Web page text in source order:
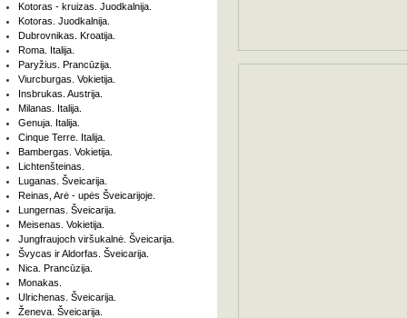
Kotoras - kruizas. Juodkalnija.
Kotoras. Juodkalnija.
Dubrovnikas. Kroatija.
Roma. Italija.
Paryžius. Prancūzija.
Viurcburgas. Vokietija.
Insbrukas. Austrija.
Milanas. Italija.
Genuja. Italija.
Cinque Terre. Italija.
Bambergas. Vokietija.
Lichtenšteinas.
Luganas. Šveicarija.
Reinas, Arė - upės Šveicarijoje.
Lungernas. Šveicarija.
Meisenas. Vokietija.
Jungfraujoch viršukalnė. Šveicarija.
Švycas ir Aldorfas. Šveicarija.
Nica. Prancūzija.
Monakas.
Ulrichenas. Šveicarija.
Ženeva. Šveicarija.